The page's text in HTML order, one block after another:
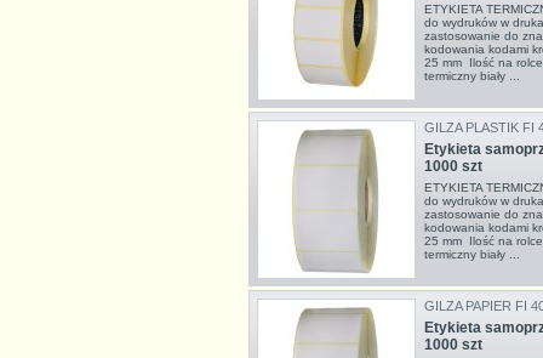
ETYKIETA
do wydruków w
zastosowanie do
kodowania kodami
25 mm Ilość na
termiczny biały ...
GILZA PLASTIK FI
Etykieta
1000 szt
ETYKIETA
do wydruków w
zastosowanie do
kodowania kodami
25 mm Ilość na
termiczny biały ...
GILZA PAPIER FI
Etykieta
1000 szt